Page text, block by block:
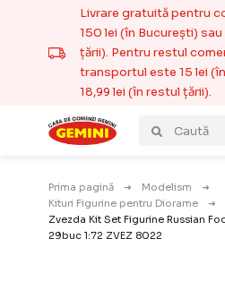
Livrare gratuită pentru
150 lei (în București)
țării). Pentru restul
transportul este 15 lei
18,99 lei (în restul țării).
Prima pagină
Modelism
Kituri Figurine pentru Diorame
Zvezda Kit Set Figurine Russian
29buc 1:72 ZVEZ 8022